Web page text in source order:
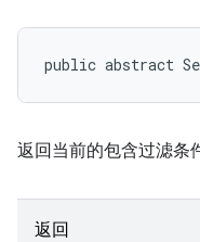
public abstract
返回当前的包含过滤条
返回